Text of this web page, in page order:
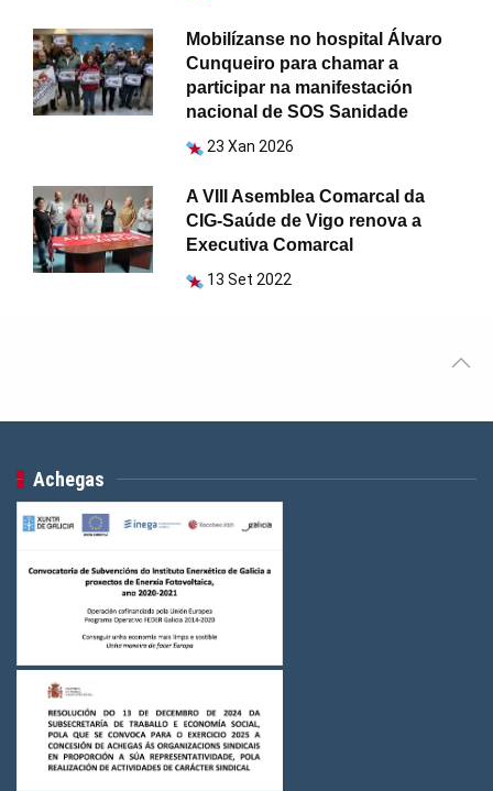
Mobilízanse no hospital Álvaro
Cunqueiro para chamar a
participar na manifestación
nacional de SOS Sanidade
23 Xan 2026
A VIII Asemblea Comarcal da
CIG-Saúde de Vigo renova a
Executiva Comarcal
13 Set 2022
Achegas